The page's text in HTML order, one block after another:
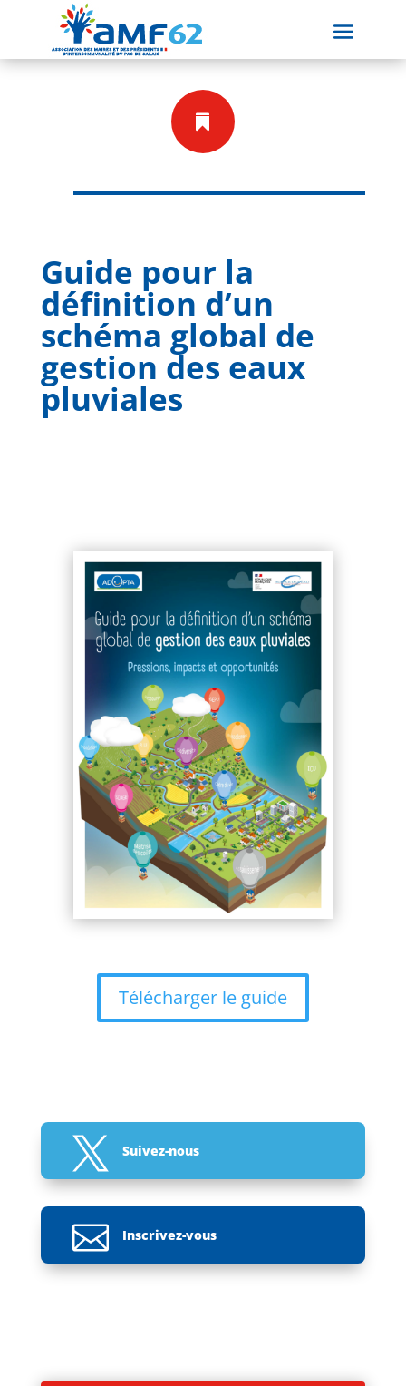

Guide pour la
définition d’un
schéma global de
gestion des eaux
pluviales
Télécharger le guide
 Suivez-nous
 Inscrivez-vous